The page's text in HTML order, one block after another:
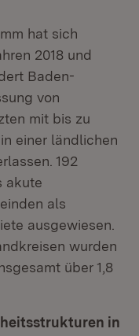
hat sich
2018 und
Baden-
von
mit bis zu
einer ländlichen
192
akute
als
ausgewiesen.
wurden
über 1,8
in